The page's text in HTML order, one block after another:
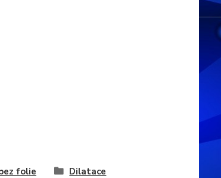
folie Dilatace